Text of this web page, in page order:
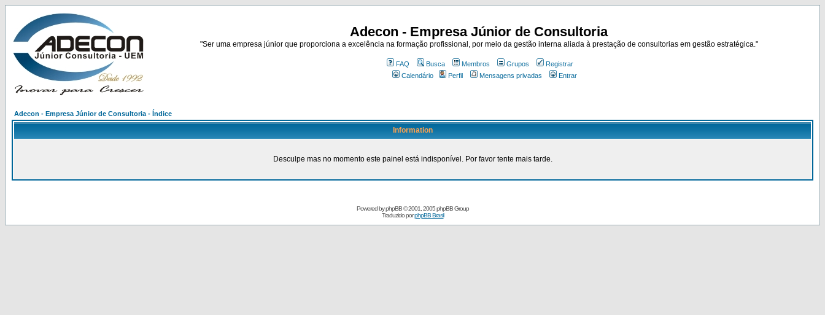
Adecon - Empresa Júnior de Consultoria
"Ser uma empresa júnior que proporciona a excelência na formação profissional, por meio da gestão interna aliada à prestação de consultorias em gestão estratégica."
FAQ Busca Membros Grupos
Registrar
Calendário
Perfil Mensagens privadas Entrar
Adecon - Empresa Júnior de Consultoria - Índice
Information
Desculpe mas no momento este painel está indisponível. Por favor tente mais tarde.
Powered byphpBB© 2001, 2005 phpBB Group
Traduzido porphpBB Brasil